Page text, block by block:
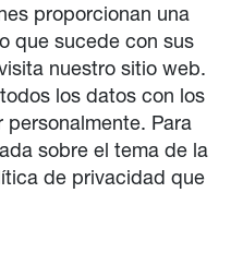
proporcionan una
que sucede con sus
nuestro sitio web.
los datos con los
Para
sobre el tema de la
de privacidad que